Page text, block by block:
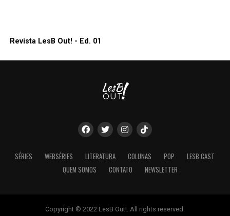
Revista LesB Out! - Ed. 01
SÉRIES WEBSÉRIES LITERATURA COLUNAS POP
LESB CAST
QUEM SOMOS
CONTATO NEWSLETTER
Copyright © 2022 LesB Out!. All rights reserved.